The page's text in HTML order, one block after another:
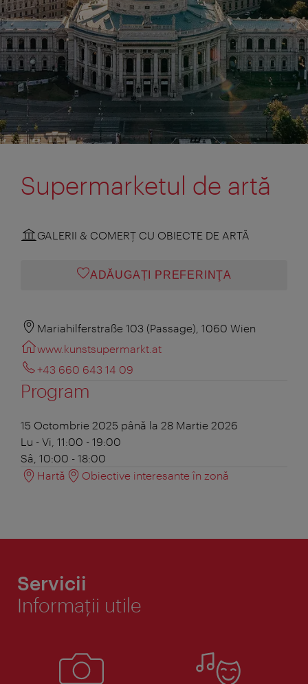
Supermarketul de artă
GALERII & COMERŢ CU OBIECTE DE ARTĂ
ADĂUGAȚI PREFERINŢA
Mariahilferstraße 103 (Passage), 1060 Wien
www.kunstsupermarkt.at
+43 660 643 14 09
Program
15 Octombrie 2025 până la 28 Martie 2026
Lu - Vi, 11:00 - 19:00
Sâ, 10:00 - 18:00
Hartă
Obiective interesante în zonă
Servicii
Informaţii utile